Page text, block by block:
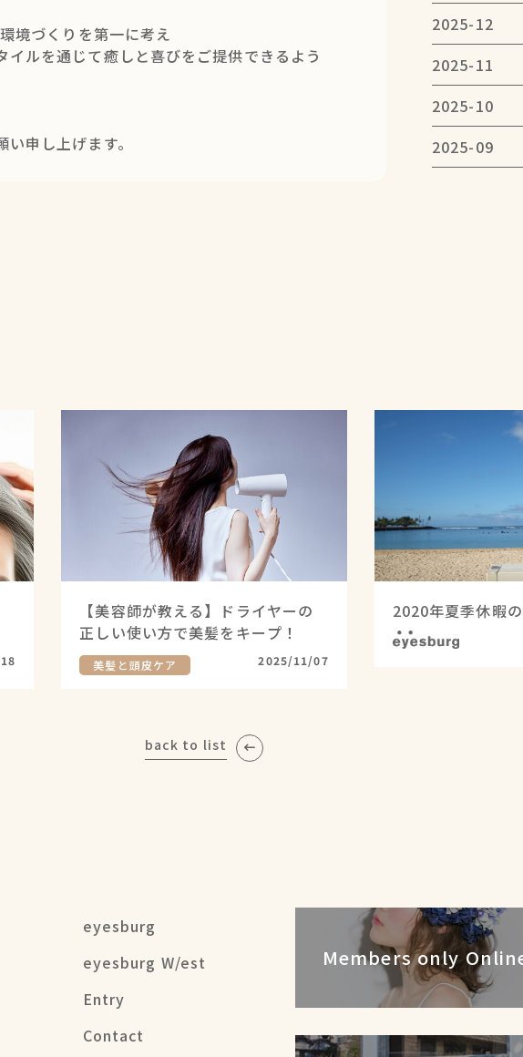
境づくりを第一に考え
ルを通じて癒しと喜びをご提供できるよう
申し上げます。
2025-12
2025-11
2025-10
2025-09
【美容師が教える】ドライヤーの
正しい使い方で美髪をキープ！
美髪と頭皮ケア 2025/11/07
2020年夏季休暇
eyesburg
back to list
eyesburg
eyesburg W/est
Entry
Contact
Members only